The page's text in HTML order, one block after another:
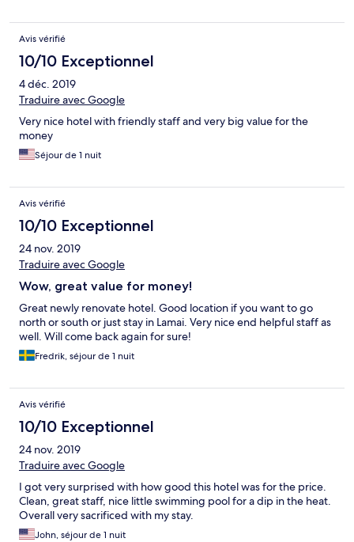
Avis vérifié
10/10 Exceptionnel
4 déc. 2019
Traduire avec Google
Very nice hotel with friendly staff and very big value for the
money
Séjour de 1 nuit
Avis vérifié
10/10 Exceptionnel
24 nov. 2019
Traduire avec Google
Wow, great value for money!
Great newly renovate hotel. Good location if you want to go
north or south or just stay in Lamai. Very nice end helpful staff as
well. Will come back again for sure!
Fredrik, séjour de 1 nuit
Avis vérifié
10/10 Exceptionnel
24 nov. 2019
Traduire avec Google
I got very surprised with how good this hotel was for the price.
Clean, great staff, nice little swimming pool for a dip in the heat.
Overall very sacrificed with my stay.
John, séjour de 1 nuit